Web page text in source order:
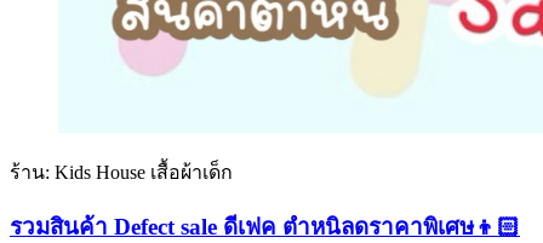
ร้าน: Kids House เสื้อผ้าเด็ก
รวมสินค้า Defect sale ดีเฟค ตำหนิลดราคาพิเศษ👦🏻